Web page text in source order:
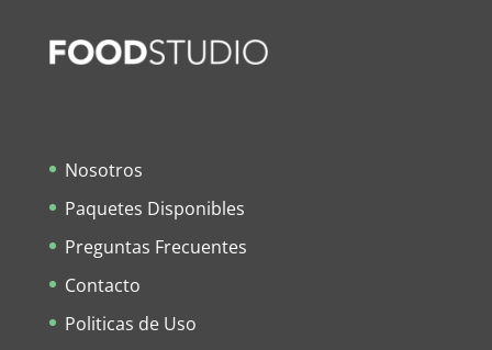
Nosotros
Paquetes Disponibles
Preguntas Frecuentes
Contacto
Politicas de Uso